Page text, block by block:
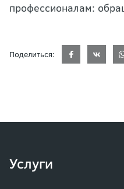
профессионалам:
Поделиться:
Услуги